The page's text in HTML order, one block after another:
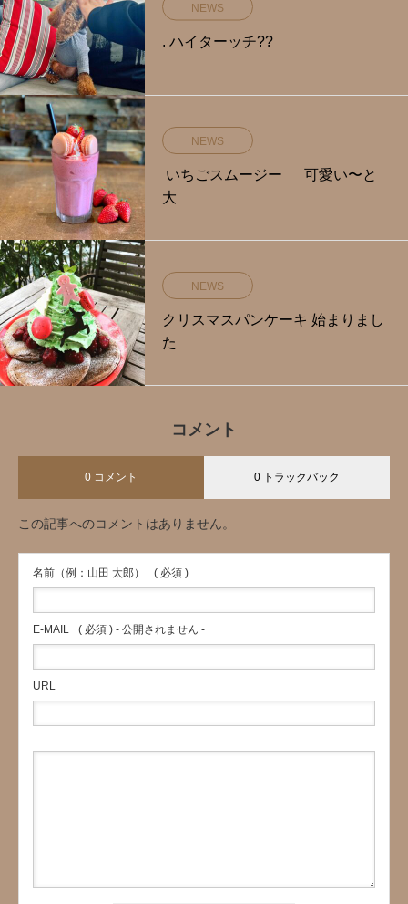
NEWS
. ハイターッチ?️?
NEWS
いちごスムージー 可愛い〜と
大
NEWS
クリスマスパンケーキ 始まりまし
た
コメント
0 コメント 0 トラックバック
この記事へのコメントはありません。
名前（例：山田 太郎） ( 必須 )
E-MAIL ( 必須 ) - 公開されません -
URL